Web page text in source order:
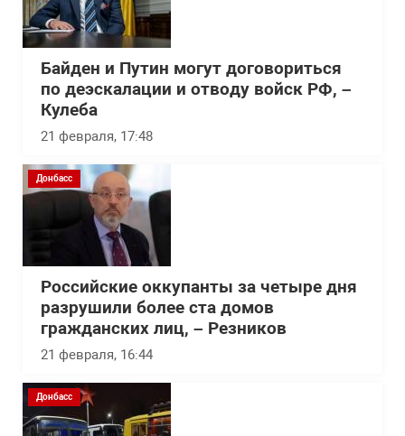
Байден и Путин могут договориться
по деэскалации и отводу войск РФ, –
Кулеба
21 февраля, 17:48
Донбасс
Российские оккупанты за четыре дня
разрушили более ста домов
гражданских лиц, – Резников
21 февраля, 16:44
Донбасс